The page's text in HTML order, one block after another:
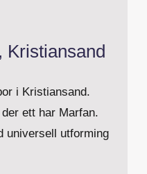
Kristiansand
i Kristiansand.
ett har Marfan.
universell utforming